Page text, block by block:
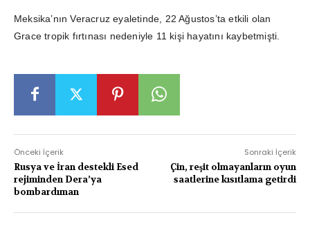
Meksika’nın Veracruz eyaletinde, 22 Ağustos’ta etkili olan
Grace tropik fırtınası nedeniyle 11 kişi hayatını kaybetmişti.
Önceki İçerik
Rusya ve İran destekli Esed
rejiminden Dera’ya
bombardıman
Sonraki İçerik
Çin, reşit olmayanların oyun
saatlerine kısıtlama getirdi